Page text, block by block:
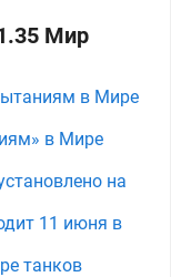
Мир
в Мире
в Мире
на
11 июня в
танков